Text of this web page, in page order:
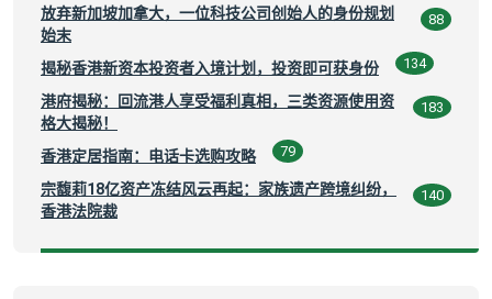
放弃新加坡加拿大，一位科技公司创始人的身份规划
始末
88
揭秘香港新资本投资者入境计划，投资即可获身份 134
港府揭秘：回流港人享受福利真相，三类资源使用资
格大揭秘！
183
香港定居指南：电话卡选购攻略 79
宗馥莉18亿资产冻结风云再起：家族遗产跨境纠纷，
香港法院裁
140